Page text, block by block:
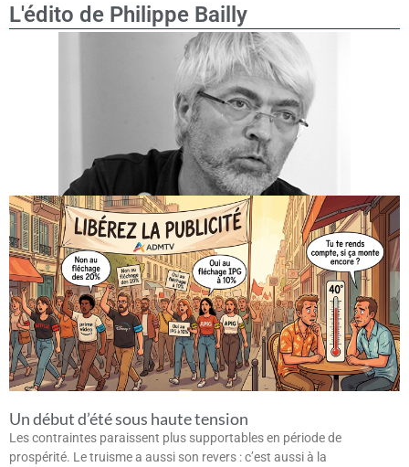
L'édito de Philippe Bailly
Un début d’été sous haute tension
Les contraintes paraissent plus supportables en période de
prospérité. Le truisme a aussi son revers : c’est aussi à la